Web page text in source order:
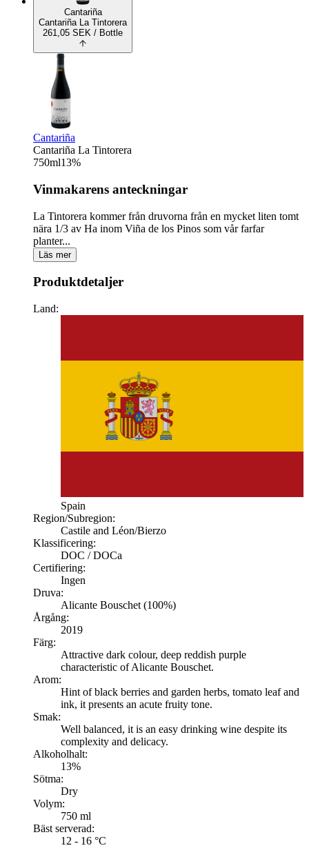
Cantariña
Cantariña La Tintorera
261,05 SEK / Bottle
Cantariña
Cantariña La Tintorera
750ml13%
Vinmakarens anteckningar
La Tintorera kommer från druvorna från en mycket liten tomt
nära 1/3 av Ha inom Viña de los Pinos som vår farfar
planter...
Läs mer
Produktdetaljer
Land:
Spain
Region/Subregion:
Castile and Léon/Bierzo
Klassificering:
DOC / DOCa
Certifiering:
Ingen
Druva:
Alicante Bouschet (100%)
Årgång:
2019
Färg:
Attractive dark colour, deep reddish purple
characteristic of Alicante Bouschet.
Arom:
Hint of black berries and garden herbs, tomato leaf and
ink, it presents an acute fruity tone.
Smak:
Well balanced, it is an easy drinking wine despite its
complexity and delicacy.
Alkoholhalt:
13%
Sötma:
Dry
Volym:
750 ml
Bäst serverad:
12 - 16 °C